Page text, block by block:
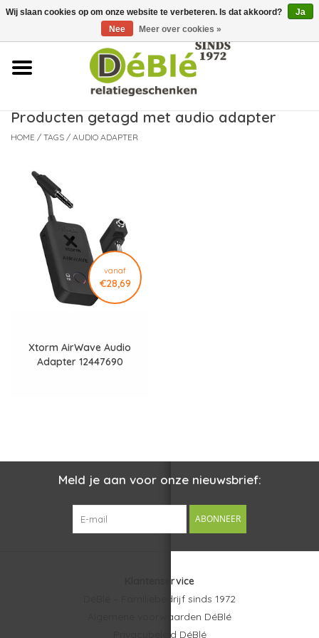
Over ons
Contact
Nieuws
Leveringsvoorwaarden
Producten getagd met audio adapter
HOME / TAGS / AUDIO ADAPTER
vanaf
€28,69
Xtorm AirWave Audio
Adapter 12447690
Meld je aan voor onze nieuwsbrief:
ABONNEER
Klantenservice
DéBlé – Familiebedrijf sinds 1972
Algemene voorwaarden DéBlé
Privacybeleid DéBlé
Wij slaan cookies op om onze website te verbeteren. Is dat akkoord?
Ja
Nee
Meer over cookies »